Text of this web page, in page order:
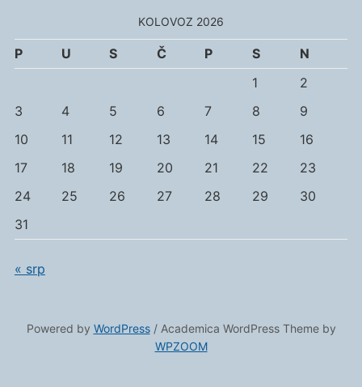
KOLOVOZ 2026
P U S Č P S
N
1
2
3
4 5 6 7 8
9
10
11 12 13 14 15
16
17
18 19 20 21 22
23
24
25 26 27 28 29
30
31
« srp
Powered by WordPress/ Academica WordPress Theme by
WPZOOM